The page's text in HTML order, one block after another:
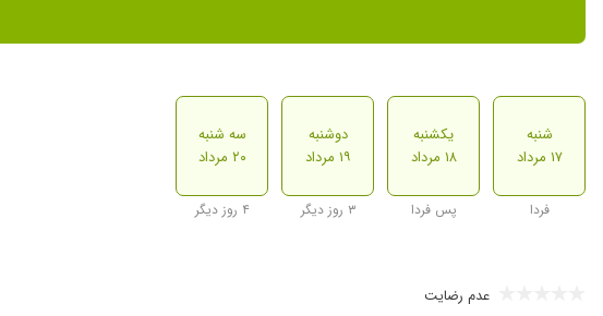
شنبه
۱۷ مرداد
فردا
یکشنبه
۱۸ مرداد
پس فردا
دوشنبه
۱۹ مرداد
۳ روز دیگر
سه شنبه
۲۰ مرداد
۴ روز دیگر
عدم رضایت